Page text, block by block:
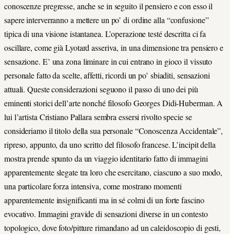
conoscenze pregresse, anche se in seguito il pensiero e con esso il
sapere interverranno a mettere un po’ di ordine alla “confusione”
tipica di una visione istantanea. L’operazione testé descritta ci fa
oscillare, come già Lyotard asseriva, in una dimensione tra pensiero e
sensazione. E’ una zona liminare in cui entrano in gioco il vissuto
personale fatto da scelte, affetti, ricordi un po’ sbiaditi, sensazioni
attuali. Queste considerazioni seguono il passo di uno dei più
eminenti storici dell’arte nonché filosofo Georges Didi-Huberman. A
lui l’artista Cristiano Pallara sembra essersi rivolto specie se
consideriamo il titolo della sua personale “Conoscenza Accidentale”,
ripreso, appunto, da uno scritto del filosofo francese. L’incipit della
mostra prende spunto da un viaggio identitario fatto di immagini
apparentemente slegate tra loro che esercitano, ciascuno a suo modo,
una particolare forza intensiva, come mostrano momenti
apparentemente insignificanti ma in sé colmi di un forte fascino
evocativo. Immagini gravide di sensazioni diverse in un contesto
topologico, dove foto/pitture rimandano ad un caleidoscopio di gesti,